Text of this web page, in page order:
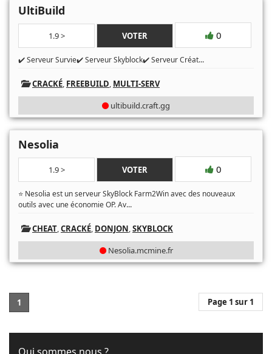
UltiBuild
1.9 > VOTER 0
✔️ Serveur Survie✔️ Serveur Skyblock✔️ Serveur Créat...
CRACKÉ, FREEBUILD, MULTI-SERV
ultibuild.craft.gg
Nesolia
1.9 > VOTER 0
⭐ Nesolia est un serveur SkyBlock Farm2Win avec des nouveaux
outils avec une économie OP. Av...
CHEAT,CRACKÉ, DONJON,SKYBLOCK
Nesolia.mcmine.fr
1 Page 1 sur 1